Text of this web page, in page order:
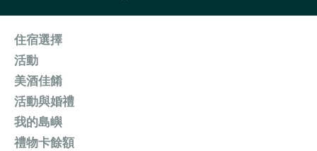
住宿選擇
活動
美酒佳餚
活動與婚禮
我的島嶼
禮物卡餘額